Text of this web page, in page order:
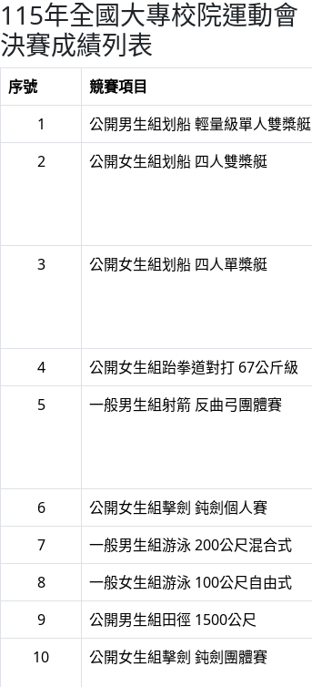
115年全國大專校院運動會
決賽成績列表
序號 競賽項目
1
公開男生組划船 輕量級單人雙槳艇
2
公開女生組划船 四人雙槳艇
3 公開女生組划船 四人單槳艇
4 公開女生組跆拳道對打 67公斤級
5
一般男生組射箭 反曲弓團體賽
6 公開女生組擊劍 鈍劍個人賽
7
一般男生組游泳 200公尺混合式
8
一般女生組游泳 100公尺自由式
9
公開男生組田徑 1500公尺
10
公開女生組擊劍 鈍劍團體賽